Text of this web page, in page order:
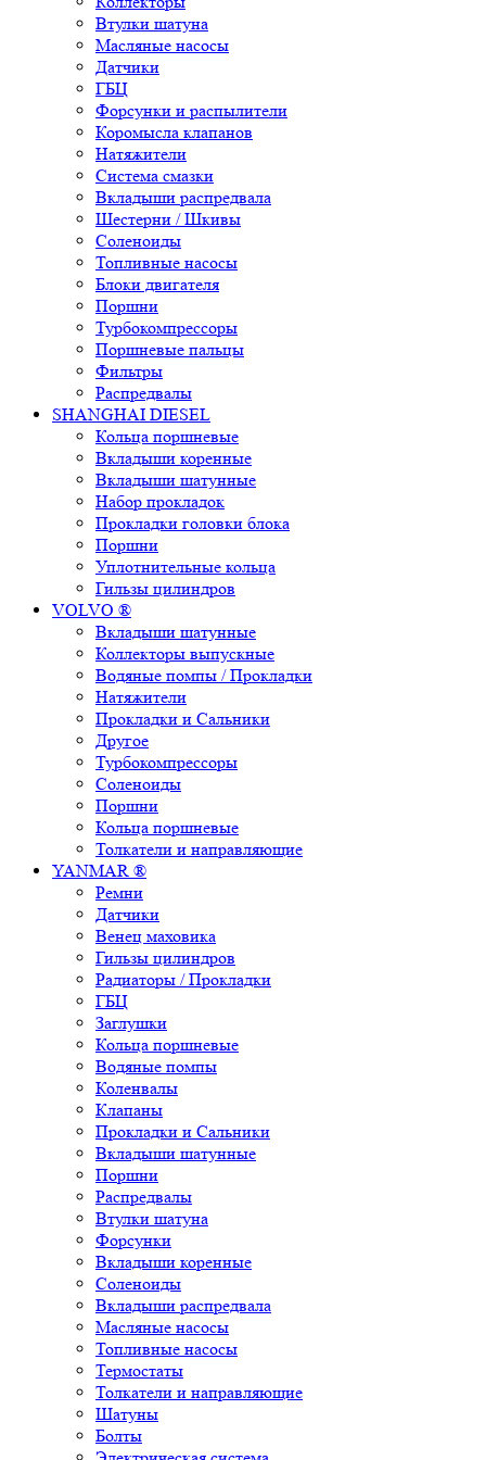
Втулки шатуна
Масляные насосы
Датчики
ГБЦ
Форсунки и распылители
Коромысла клапанов
Натяжители
Система смазки
Вкладыши распредвала
Шестерни / Шкивы
Соленоиды
Топливные насосы
Блоки двигателя
Поршни
Турбокомпрессоры
Поршневые пальцы
Фильтры
Распредвалы
SHANGHAI DIESEL
Кольца поршневые
Вкладыши коренные
Вкладыши шатунные
Набор прокладок
Прокладки головки блока
Поршни
Уплотнительные кольца
Гильзы цилиндров
VOLVO ®
Вкладыши шатунные
Коллекторы выпускные
Водяные помпы / Прокладки
Натяжители
Прокладки и Сальники
Другое
Турбокомпрессоры
Соленоиды
Поршни
Кольца поршневые
Толкатели и направляющие
YANMAR ®
Ремни
Датчики
Венец маховика
Гильзы цилиндров
Радиаторы / Прокладки
ГБЦ
Заглушки
Кольца поршневые
Водяные помпы
Коленвалы
Клапаны
Прокладки и Сальники
Вкладыши шатунные
Поршни
Распредвалы
Втулки шатуна
Форсунки
Вкладыши коренные
Соленоиды
Вкладыши распредвала
Масляные насосы
Топливные насосы
Термостаты
Толкатели и направляющие
Шатуны
Болты